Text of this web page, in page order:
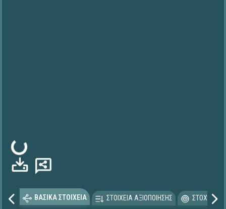
Φόρτωση...
ΒΑΣΙΚΑ ΣΤΟΙΧΕΙΑ ΣΤΟΙΧΕΙΑ ΑΞΙΟΠΟΙΗΣΗΣ